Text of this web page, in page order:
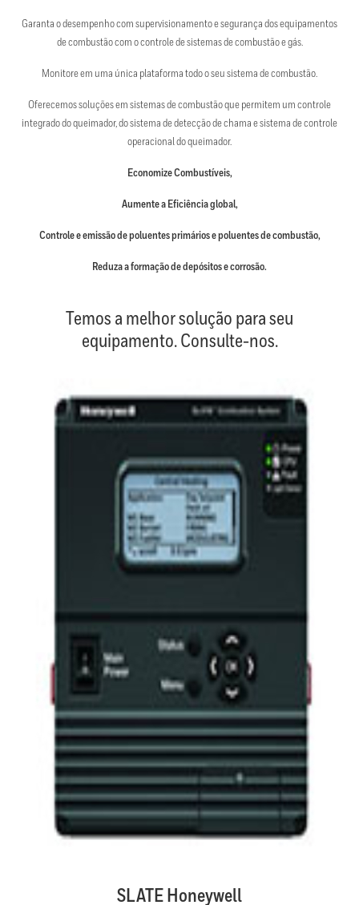
Garanta o desempenho com supervisionamento e segurança dos equipamentos
de combustão com o controle de sistemas de combustão e gás.
Monitore em uma única plataforma todo o seu sistema de combustão.
Oferecemos soluções em sistemas de combustão que permitem um controle
integrado do queimador, do sistema de detecção de chama e sistema de controle
operacional do queimador.
Economize Combustíveis,
Aumente a Eficiência global,
Controle e emissão de poluentes primários e poluentes de combustão,
Reduza a formação de depósitos e corrosão.
Temos a melhor solução para seu
equipamento. Consulte-nos.
SLATE Honeywell